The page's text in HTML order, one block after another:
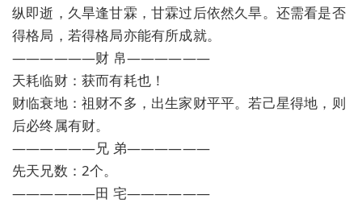
纵即逝，久旱逢甘霖，甘霖过后依然久旱。还需看是否
得格局，若得格局亦能有所成就。
——————财 帛——————
天耗临财：获而有耗也！
财临衰地：祖财不多，出生家财平平。若己星得地，则
后必终属有财。
——————兄 弟——————
先天兄数：2个。
——————田 宅——————